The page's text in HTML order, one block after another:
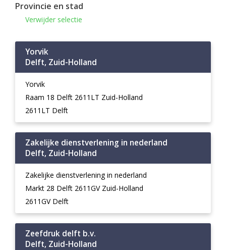
Provincie en stad
Verwijder selectie
Yorvik
Delft, Zuid-Holland
Yorvik
Raam 18 Delft 2611LT Zuid-Holland
2611LT Delft
Zakelijke dienstverlening in nederland
Delft, Zuid-Holland
Zakelijke dienstverlening in nederland
Markt 28 Delft 2611GV Zuid-Holland
2611GV Delft
Zeefdruk delft b.v.
Delft, Zuid-Holland